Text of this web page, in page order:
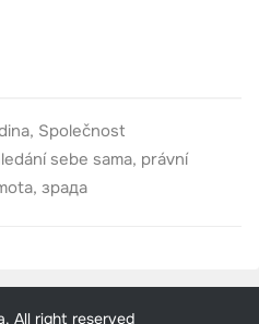
, Společnost
sebe sama, právní
, зрада
All right reserved